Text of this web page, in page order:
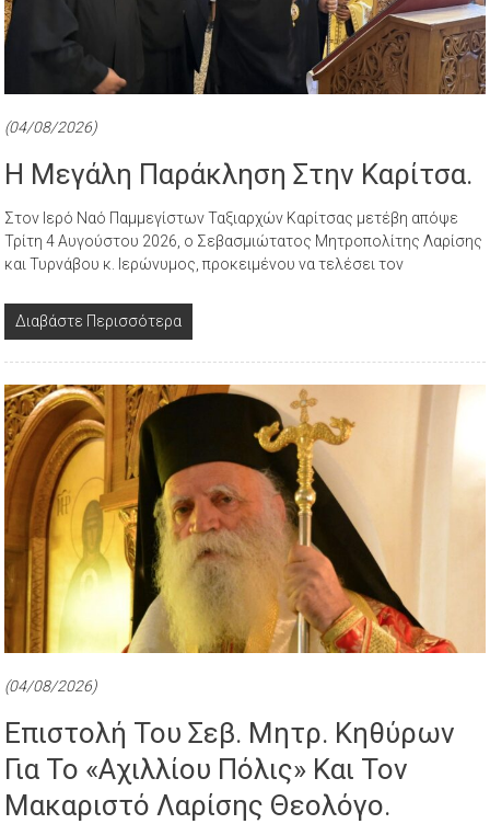
(04/08/2026)
Η Μεγάλη Παράκληση Στην Καρίτσα.
Στον Ιερό Ναό Παμμεγίστων Ταξιαρχών Καρίτσας μετέβη απόψε
Τρίτη 4 Αυγούστου 2026, ο Σεβασμιώτατος Μητροπολίτης Λαρίσης
και Τυρνάβου κ. Ιερώνυμος, προκειμένου να τελέσει τον
Διαβάστε Περισσότερα
(04/08/2026)
Επιστολή Του Σεβ. Μητρ. Κηθύρων
Για Το «Αχιλλίου Πόλις» Και Τον
Μακαριστό Λαρίσης Θεολόγο.